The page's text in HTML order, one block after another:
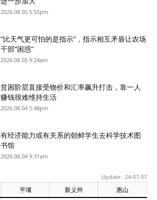
2026.08.05 5:55pm
“比天气更可怕的是指示”，指示相互矛盾让农场
干部“困惑”
2026.08.05 9:24am
贫困阶层直接受物价和汇率飙升打击，靠一人
赚钱很难维持生活
2026.08.04 5:48pm
有经济能力或有关系的朝鲜学生去科学技术图
书馆
2026.08.04 9:31am
Update : 24-07-07
平壤 新义州
惠山